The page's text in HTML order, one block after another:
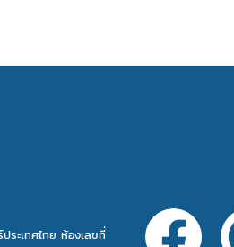
ระเทศไทย ห้องเลขที่